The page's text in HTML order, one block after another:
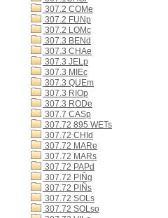
307.2 COMe
307.2 FUNp
307.2 LOMc
307.3 BENd
307.3 CHAe
307.3 JELp
307.3 MIEc
307.3 QUEm
307.3 RIOp
307.3 RODe
307.7 CASp
307.72 895 WETs
307.72 CHId
307.72 MARe
307.72 MARs
307.72 PAPd
307.72 PIÑg
307.72 PIÑs
307.72 SOLs
307.72 SOLso